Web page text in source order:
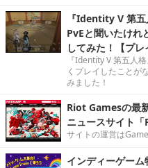
『Identity V 第
PvEと聞いたけ
してみた！【プレ
『Identity V 第五人
くプレイしたことが
みました！
Riot Gamesの最
ニュースサイト「
サイトの運営は
インディーゲー